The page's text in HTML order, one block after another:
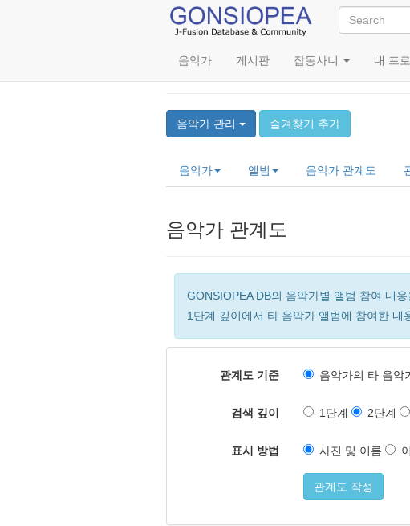
음악가 게시판 잡동사니 내 프
KORE-CHANz
음악가 관리 즐겨찾기 추가
음악가 앨범 음악가 관계도
음악가 관계도
GONSIOPEA DB의 음악가별 앨범 참여 내
1단계 깊이에서 타 음악가 앨범에 참여한 내
관계도 기준 음악가의 타 음악
검색 깊이 1단계 2단계
표시 방법 사진 및 이름